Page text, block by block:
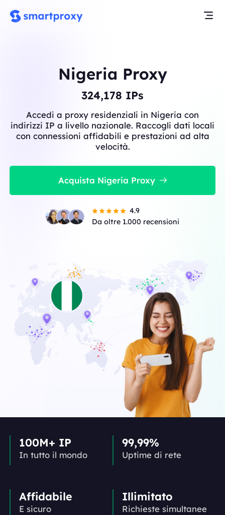
Nigeria Proxy
324,178 IPs
Accedi a proxy residenziali in Nigeria con
indirizzi IP a livello nazionale. Raccogli dati locali
con connessioni affidabili e prestazioni ad alta
velocità.
Acquista Nigeria Proxy
4.9
Da oltre 1.000 recensioni
100M+ IP
In tutto il mondo
99,99%
Uptime di rete
Affidabile
E sicuro
Illimitato
Richieste simultanee